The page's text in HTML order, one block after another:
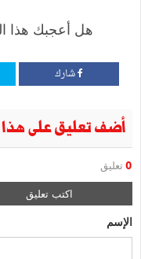
هل أعجبك هذا
شارك
أضف تعليق على هذا
0 تعليق
اكتب تعليق
الإسم